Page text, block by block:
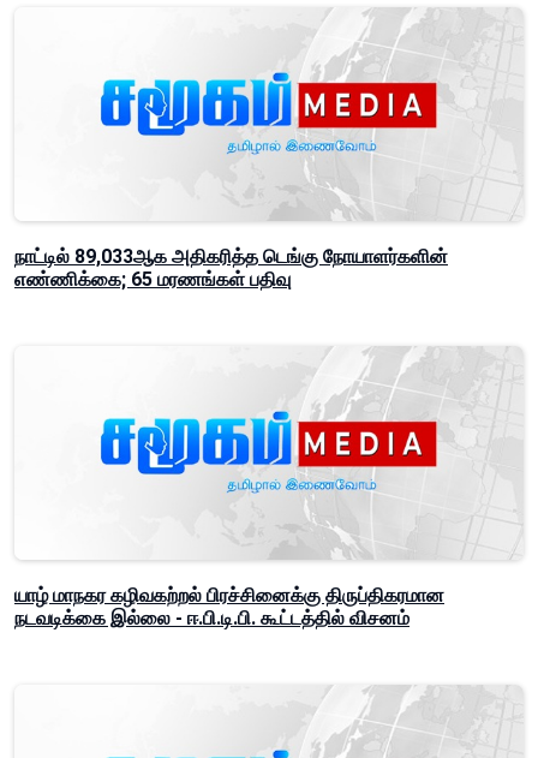
நாட்டில் 89,033ஆக அதிகரித்த டெங்கு நோயாளர்களின்
எண்ணிக்கை; 65 மரணங்கள் பதிவு
யாழ் மாநகர கழிவகற்றல் பிரச்சினைக்கு திருப்திகரமான
நடவடிக்கை இல்லை - ஈ.பி.டி.பி. கூட்டத்தில் விசனம்